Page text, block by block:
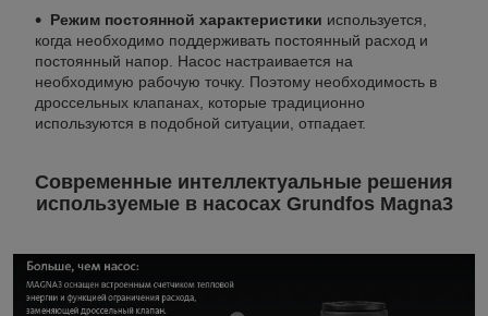
Режим постоянной характеристики используется,
когда необходимо поддерживать постоянный расход и
постоянный напор. Насос настраивается на
необходимую рабочую точку. Поэтому необходимость в
дроссельных клапанах, которые традиционно
используются в подобной ситуации, отпадает.
Современные интеллектуальные решения
используемые в насосах Grundfos Magna3